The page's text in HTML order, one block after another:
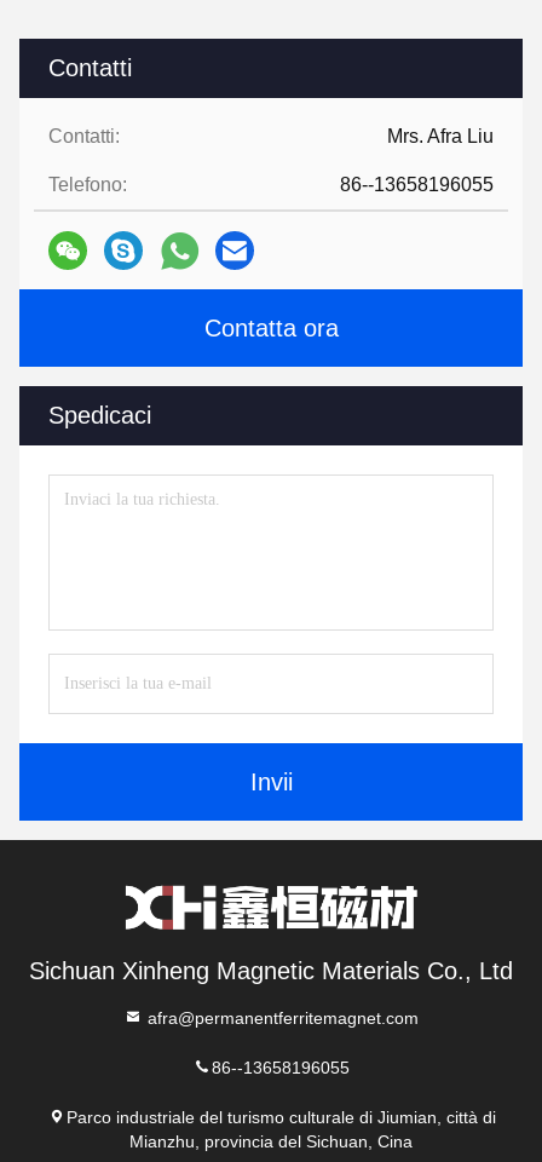
Contatti
Contatti: Mrs. Afra Liu
Telefono: 86--13658196055
Contatta ora
Spedicaci
Invii
Sichuan Xinheng Magnetic Materials Co., Ltd
afra@permanentferritemagnet.com
86--13658196055
Parco industriale del turismo culturale di Jiumian, città di
Mianzhu, provincia del Sichuan, Cina